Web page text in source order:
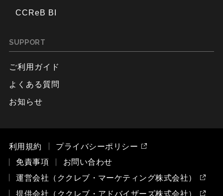
CCReB BI
SUPPORT
ご利用ガイド
よくある質問
お知らせ
利用規約
プライバシーポリシー
免責事項
お問い合わせ
運営会社（ククレブ・マーケティング株式会社）
提供会社（ククレブ・アドバイザーズ株式会社）